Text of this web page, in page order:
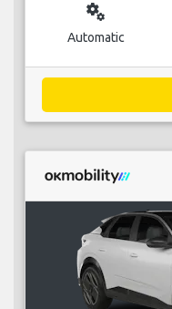
miscellaneous_services
Automatic